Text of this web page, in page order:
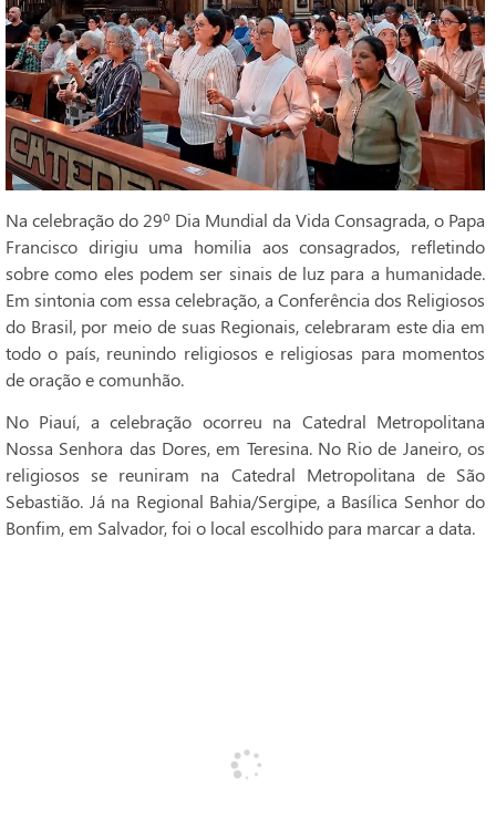
Na celebração do 29º Dia Mundial da Vida Consagrada, o Papa
Francisco dirigiu uma homilia aos consagrados, refletindo
sobre como eles podem ser sinais de luz para a humanidade.
Em sintonia com essa celebração, a Conferência dos Religiosos
do Brasil, por meio de suas Regionais, celebraram este dia em
todo o país, reunindo religiosos e religiosas para momentos
de oração e comunhão.
No Piauí, a celebração ocorreu na Catedral Metropolitana
Nossa Senhora das Dores, em Teresina. No Rio de Janeiro, os
religiosos se reuniram na Catedral Metropolitana de São
Sebastião. Já na Regional Bahia/Sergipe, a Basílica Senhor do
Bonfim, em Salvador, foi o local escolhido para marcar a data.